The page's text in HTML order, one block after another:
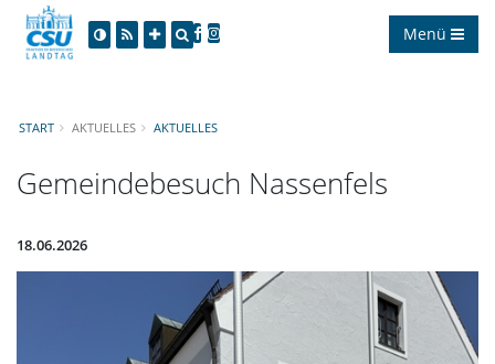
Menü
START AKTUELLES AKTUELLES
Gemeindebesuch Nassenfels
18.06.2026